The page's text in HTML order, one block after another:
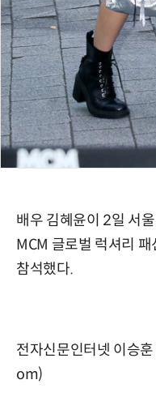
배우 김혜윤이 2일 서
MCM 글로벌 럭셔리 패
참석했다.
전자신문인터넷 이승
om)